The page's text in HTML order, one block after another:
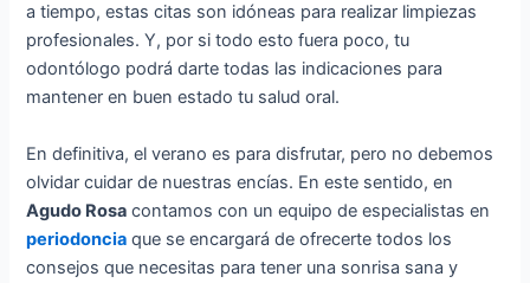
a tiempo, estas citas son idóneas para realizar limpiezas
profesionales. Y, por si todo esto fuera poco, tu
odontólogo podrá darte todas las indicaciones para
mantener en buen estado tu salud oral.
En definitiva, el verano es para disfrutar, pero no debemos
olvidar cuidar de nuestras encías. En este sentido, en
Agudo Rosa contamos con un equipo de especialistas en
periodoncia que se encargará de ofrecerte todos los
consejos que necesitas para tener una sonrisa sana y